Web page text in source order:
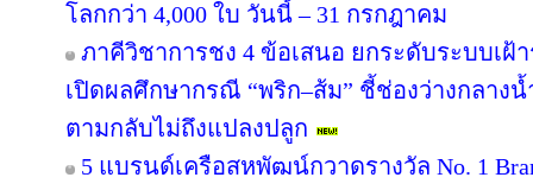
โลกกว่า 4,000 ใบ วันนี้ – 31 กรกฎาคม
ภาคีวิชาการชง 4 ข้อเสนอ ยกระดับระบบเฝ้
เปิดผลศึกษากรณี “พริก–ส้ม” ชี้ช่องว่างกลาง
ตามกลับไม่ถึงแปลงปลูก
5 แบรนด์เครือสหพัฒน์กวาดรางวัล No. 1